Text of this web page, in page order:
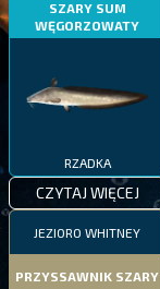
SZARY SUM
WĘGORZOWATY
RZADKA
CZYTAJ WIĘCEJ
JEZIORO WHITNEY
PRZYSSAWNIK SZARY